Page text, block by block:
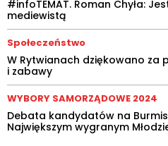
#infoTEMAT. Roman Chyła:
mediewistą
Społeczeństwo
W Rytwianach dziękowano za
i zabawy
WYBORY SAMORZĄDOWE 2024
Debata kandydatów na
Największym wygranym